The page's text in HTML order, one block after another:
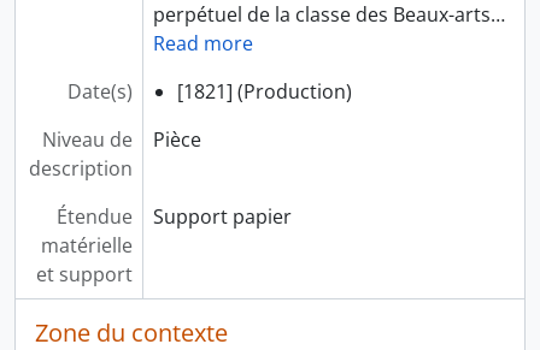
perpétuel de la classe des Beaux-arts…
Read more
Date(s)
[1821] (Production)
Niveau de
description
Pièce
Étendue
matérielle
et support
Support papier
Zone du contexte